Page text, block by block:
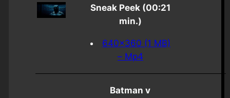
Sneak Peek (00:21
min.)
640×360 (1 MB)
– Mp4
Batman v